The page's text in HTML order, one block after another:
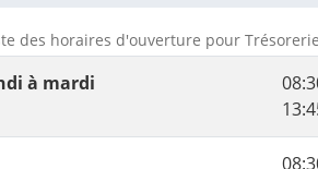
des horaires d'ouverture pour
à mardi